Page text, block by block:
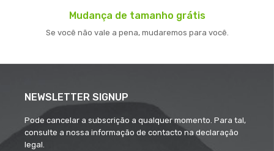
Mudança de tamanho grátis
Se você não vale a pena, mudaremos para você.
NEWSLETTER SIGNUP
Pode cancelar a subscrição a qualquer momento. Para tal,
consulte a nossa informação de contacto na declaração
legal.